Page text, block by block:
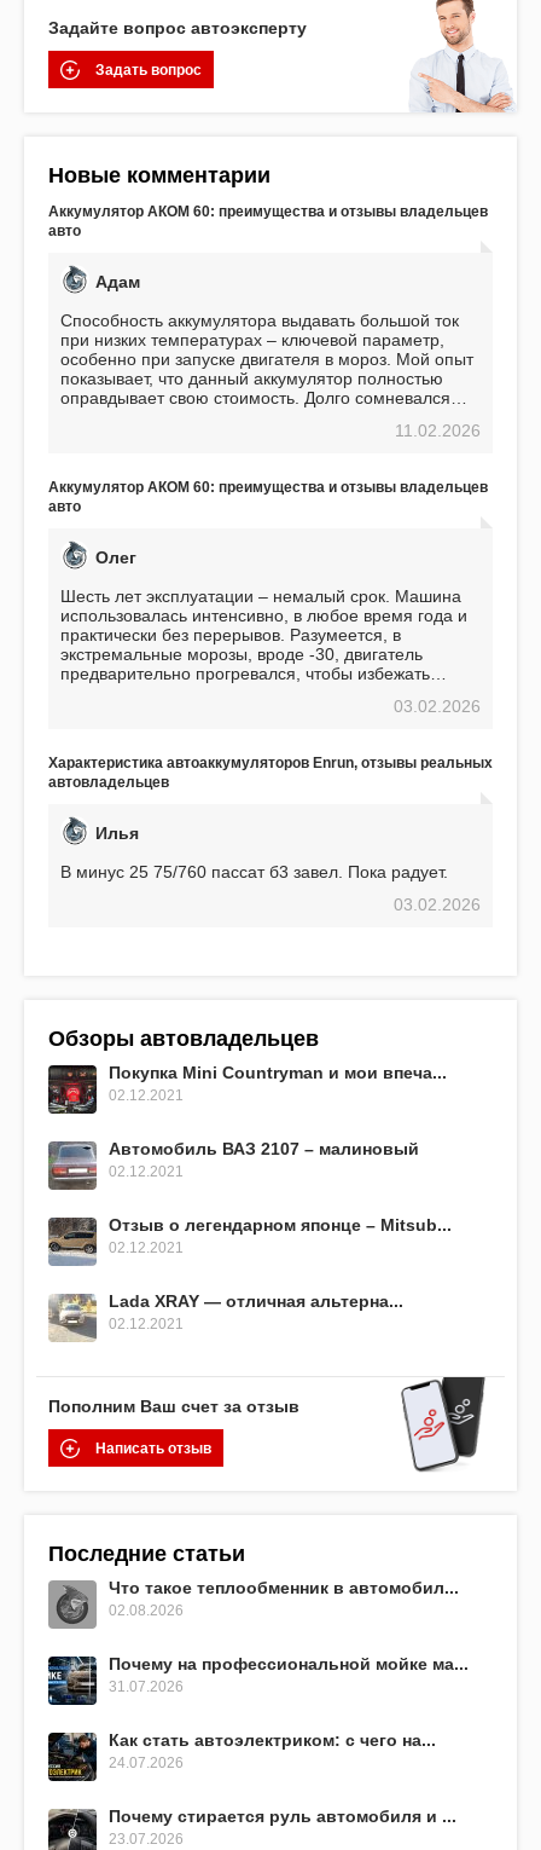
Задайте вопрос автоэксперту
Задать вопрос
Новые комментарии
Аккумулятор АКОМ 60: преимущества и отзывы владельцев
авто
Адам
Способность аккумулятора выдавать большой ток
при низких температурах – ключевой параметр,
особенно при запуске двигателя в мороз. Мой опыт
показывает, что данный аккумулятор полностью
оправдывает свою стоимость. Долго сомневался
пожалел. Считаю, что это отличное вложение,11.02.2026
Аккумулятор АКОМ 60: преимущества и отзывы владельцев
авто
Олег
Шесть лет эксплуатации – немалый срок. Машина
использовалась интенсивно, в любое время года и
практически без перерывов. Разумеется, в
экстремальные морозы, вроде -30, двигатель
предварительно прогревался, чтобы избежать
использования не было ни единой поломки,
EFB 75. Судя по характеристикам, он даже
превосходит предыдущую модель.
03.02.2026
Характеристика автоаккумуляторов Enrun, отзывы реальных
автовладельцев
Илья
В минус 25 75/760 пассат б3 завел. Пока радует.
03.02.2026
Обзоры автовладельцев
Покупка Mini Countryman и мои впеча...
02.12.2021
Автомобиль ВАЗ 2107 – малиновый
02.12.2021
Отзыв о легендарном японце – Mitsub...
02.12.2021
Lada XRAY — отличная альтерна...
02.12.2021
Пополним Ваш счет за отзыв
Написать отзыв
Последние статьи
Что такое теплообменник в автомобил...
02.08.2026
Почему на профессиональной мойке ма...
31.07.2026
Как стать автоэлектриком: с чего на...
24.07.2026
Почему стирается руль автомобиля и ...
23.07.2026